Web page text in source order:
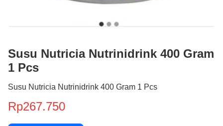
Susu Nutricia Nutrinidrink 400 Gram
1 Pcs
Susu Nutricia Nutrinidrink 400 Gram 1 Pcs
Rp267.750